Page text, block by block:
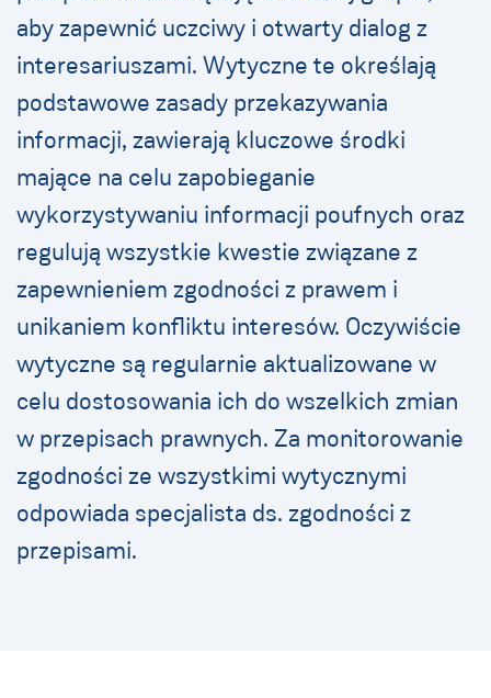
aby zapewnić uczciwy i otwarty dialog z
interesariuszami. Wytyczne te określają
podstawowe zasady przekazywania
informacji, zawierają kluczowe środki
mające na celu zapobieganie
wykorzystywaniu informacji poufnych oraz
regulują wszystkie kwestie związane z
zapewnieniem zgodności z prawem i
unikaniem konfliktu interesów. Oczywiście
wytyczne są regularnie aktualizowane w
celu dostosowania ich do wszelkich zmian
w przepisach prawnych. Za monitorowanie
zgodności ze wszystkimi wytycznymi
odpowiada specjalista ds. zgodności z
przepisami.